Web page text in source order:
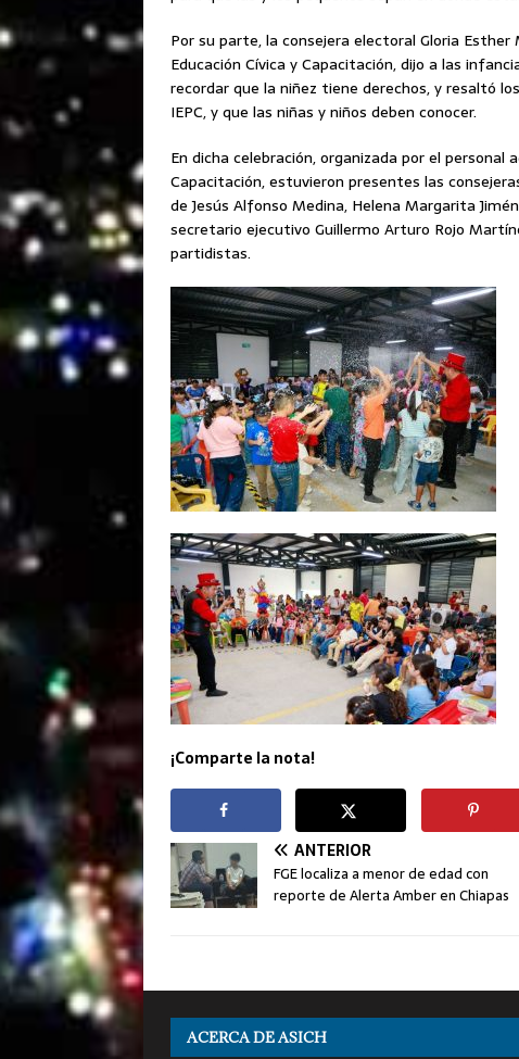
Por su parte, la consejera electoral Gloria
Educación Cívica y Capacitación, dijo a las
recordar que la niñez tiene derechos, y resaltó
IEPC, y que las niñas y niños deben conocer.
En dicha celebración, organizada por el
Capacitación, estuvieron presentes las
de Jesús Alfonso Medina, Helena Margarita
secretario ejecutivo Guillermo Arturo Rojo
partidistas.
¡Comparte la nota!
ANTERIOR
FGE localiza a menor de edad con
reporte de Alerta Amber en Chiapas
ACERCA DE ASICH